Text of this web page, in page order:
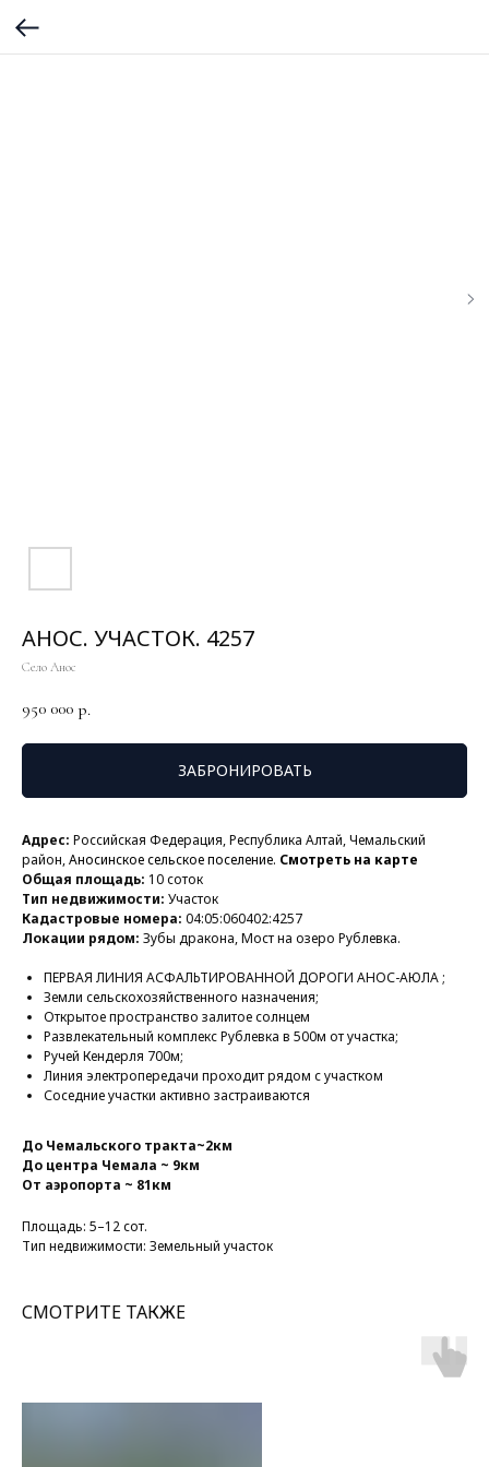
АНОС. УЧАСТОК. 4257
Село Анос
950 000 р.
ЗАБРОНИРОВАТЬ
Адрес: Российская Федерация, Республика Алтай, Чемальский
район,Аносинское сельское поселение. Смотреть на карте
Общая площадь: 10 соток
Тип недвижимости: Участок
Кадастровые номера: 04:05:060402:4257
Локации рядом: Зубы дракона, Мост на озеро Рублевка.
ПЕРВАЯ ЛИНИЯ АСФАЛЬТИРОВАННОЙ ДОРОГИ АНОС-АЮЛА ;
Земли сельскохозяйственного назначения;
Открытое пространство залитое солнцем
Развлекательный комплекс Рублевка в 500м от участка;
Ручей Кендерля 700м;
Линия электропередачи проходит рядом с участком
Соседние участки активно застраиваются
До Чемальского тракта~2км
До центра Чемала ~ 9км
От аэропорта ~ 81км
Площадь: 5–12 сот.
Тип недвижимости: Земельный участок
СМОТРИТЕ ТАКЖЕ